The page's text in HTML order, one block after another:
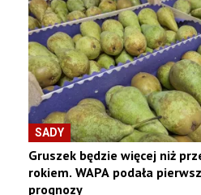
SADY
Gruszek będzie więcej niż
rokiem. WAPA podała
prognozy